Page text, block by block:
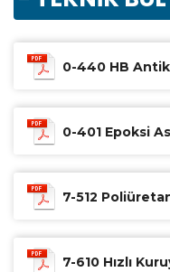
0-440 HB
0-401 Epoksi
7-512
7-610 Hızlı